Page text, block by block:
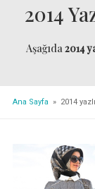
2014
Aşağıda2014
Ana Sayfa » 2014